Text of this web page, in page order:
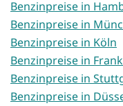
Benzinpreise in
Benzinpreise in
Benzinpreise in Köln
Benzinpreise in
Benzinpreise in
Benzinpreise in